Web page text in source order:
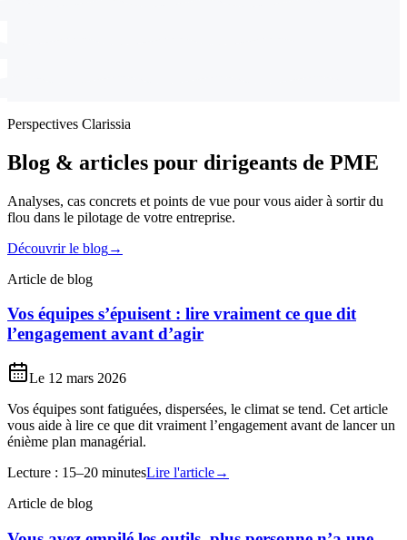
Perspectives Clarissia
Blog & articles pour dirigeants de PME
Analyses, cas concrets et points de vue pour vous aider à sortir du
flou dans le pilotage de votre entreprise.
Découvrir le blog→
Article de blog
Vos équipes s’épuisent : lire vraiment ce que dit
l’engagement avant d’agir
Le 12 mars 2026
Vos équipes sont fatiguées, dispersées, le climat se tend. Cet article
vous aide à lire ce que dit vraiment l’engagement avant de lancer un
énième plan managérial.
Lecture : 15–20 minutesLire l'article→
Article de blog